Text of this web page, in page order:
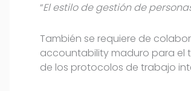
“El estilo de gestión de
También se requiere de
accountability maduro para el
de los protocolos de trabajo